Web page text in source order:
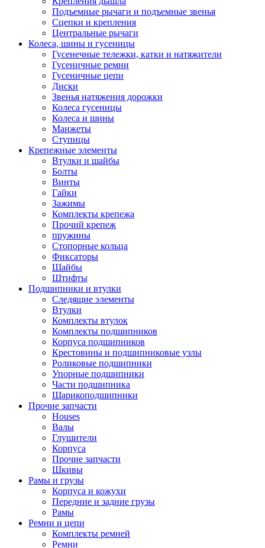
Подъемные рычаги и подъемные звенья
Сцепки и крепления
Центральные рычаги
Колеса, шины и гусеницы
Гусенечные тележки, катки и натяжители
Гусеничные ремни
Гусеничные цепи
Диски
Звенья натяжения дорожки
Колеса гусеницы
Колеса и шины
Манжеты
Ступицы
Крепежные элементы
Втулки и шайбы
Болты
Винты
Гайки
Зажимы
Комплекты крепежа
Прочий крепеж
пружины
Стопорные кольца
Фиксаторы
Шайбы
Штифты
Подшипники и втулки
Следящие элементы
Втулки
Комплекты втулок
Комплекты подшипников
Корпуса подшипников
Крестовины и подшипниковые узлы
Роликовые подшипники
Упорные подшипники
Части подшипника
Шарикоподшипники
Прочие запчасти
Houses
Валы
Глушители
Корпуса
Прочие запчасти
Шкивы
Рамы и грузы
Корпуса и кожухи
Передние и задние грузы
Рамы
Ремни и цепи
Комплекты ремней
Ремни